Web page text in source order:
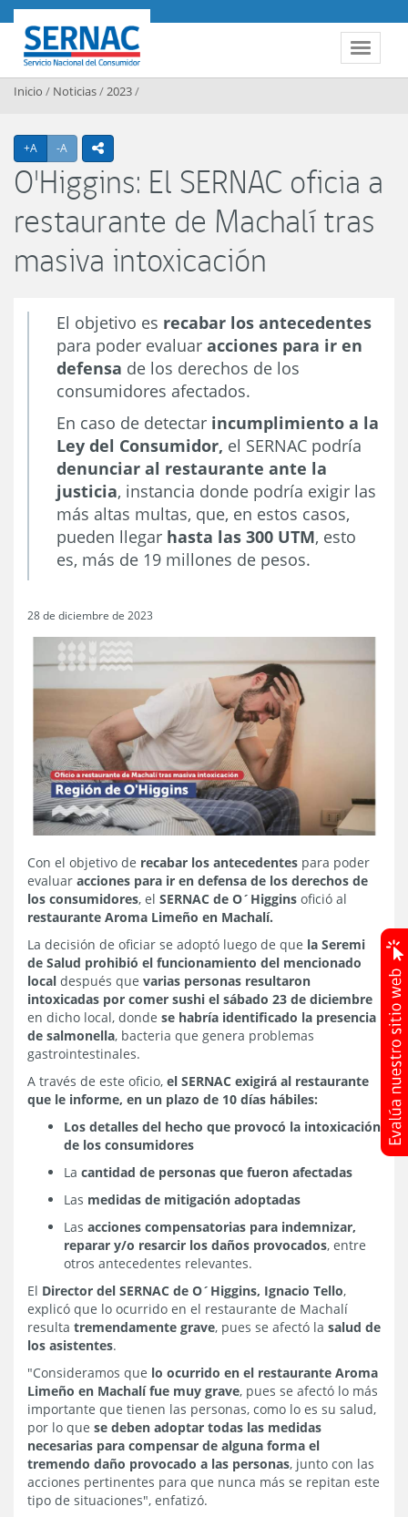
Contenido principal
Toggle
SERNAC
Inicio / Noticias/2023/
+A Agrandar texto
-A Achicar textoicono compartir
O'Higgins: El SERNAC oficia a
restaurante de Machalí tras
masiva intoxicación
El objetivo es recabar los antecedentes
para poder evaluar acciones para ir en
defensa de los derechos de los
consumidores afectados.
En caso de detectar incumplimiento a la
Ley del Consumidor, el SERNAC podría
denunciar al restaurante ante la
justicia, instancia donde podría exigir las
más altas multas, que, en estos casos,
pueden llegar hasta las 300 UTM, esto
es, más de 19 millones de pesos.
28 de diciembre de 2023
Con el objetivo de recabar los antecedentes para poder
evaluar acciones para ir en defensa de los derechos de
los consumidores, el SERNAC de O´Higgins ofició al
restaurante Aroma Limeño en Machalí.
La decisión de oficiar se adoptó luego de que la Seremi
de Salud prohibió el funcionamiento del mencionado
local después que varias personas resultaron
intoxicadas por comer sushi el sábado 23 de diciembre
en dicho local, donde se habría identificado la presencia
de salmonella, bacteria que genera problemas
gastrointestinales.
A través de este oficio, el SERNAC exigirá al restaurante
que le informe, en un plazo de 10 días hábiles:
Los detalles del hecho que provocó la intoxicación
de los consumidores
La cantidad de personas que fueron afectadas
Las medidas de mitigación adoptadas
Las acciones compensatorias para indemnizar,
reparar y/o resarcir los daños provocados, entre
otros antecedentes relevantes.
El Director del SERNAC de O´Higgins, Ignacio Tello,
explicó que lo ocurrido en el restaurante de Machalí
resulta tremendamente grave, pues se afectó la salud de
los asistentes.
"Consideramos que lo ocurrido en el restaurante Aroma
Limeño en Machalí fue muy grave, pues se afectó lo más
importante que tienen las personas, como lo es su salud,
por lo que se deben adoptar todas las medidas
necesarias para compensar de alguna forma el
tremendo daño provocado a las personas, junto con las
acciones pertinentes para que nunca más se repitan este
tipo de situaciones", enfatizó.